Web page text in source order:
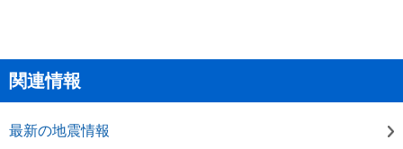
関連情報
最新の地震情報